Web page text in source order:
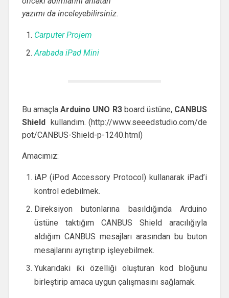
yazımı da inceleyebilirsiniz.
Carputer Projem
Arabada iPad Mini
Bu amaçlaArduino UNO R3board üstüne, CANBUS
Shield kullandım. (http://www.seeedstudio.com/de
pot/CANBUS-Shield-p-1240.html)
Amacımız:
iAP (iPod Accessory Protocol) kullanarak iPad’i
kontrol edebilmek.
Direksiyon butonlarına basıldığında Arduino
üstüne taktığım CANBUS Shield aracılığıyla
aldığım CANBUS mesajları arasından bu buton
mesajlarını ayrıştırıp işleyebilmek.
Yukarıdaki iki özelliği oluşturan kod bloğunu
birleştirip amaca uygun çalışmasını sağlamak.